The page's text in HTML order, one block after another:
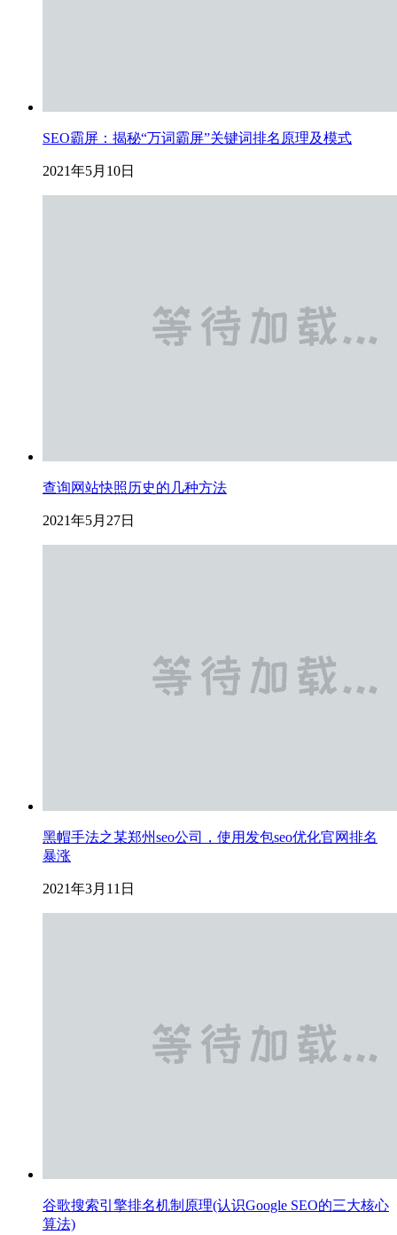
SEO霸屏：揭秘“万词霸屏”关键词排名原理及模式
2021年5月10日
查询网站快照历史的几种方法
2021年5月27日
黑帽手法之某郑州seo公司，使用发包seo优化官网排名
暴涨
2021年3月11日
谷歌搜索引擎排名机制原理(认识Google SEO的三大核心
算法)